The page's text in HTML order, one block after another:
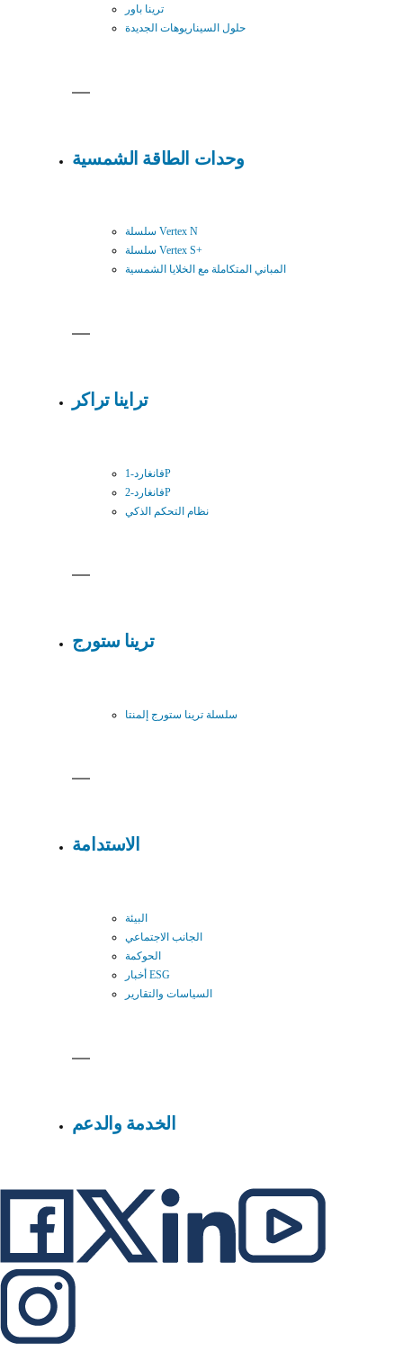
ترينا باور
حلول السيناريوهات الجديدة
وحدات الطاقة الشمسية
سلسلة Vertex N
سلسلة Vertex S+
المباني المتكاملة مع الخلايا الشمسية
تراينا تراكر
فانغارد-1P
فانغارد-2P
نظام التحكم الذكي
ترينا ستورج
سلسلة ترينا ستورج إلمنتا
الاستدامة
البيئة
الجانب الاجتماعي
الحوكمة
أخبار ESG
السياسات والتقارير
الخدمة والدعم